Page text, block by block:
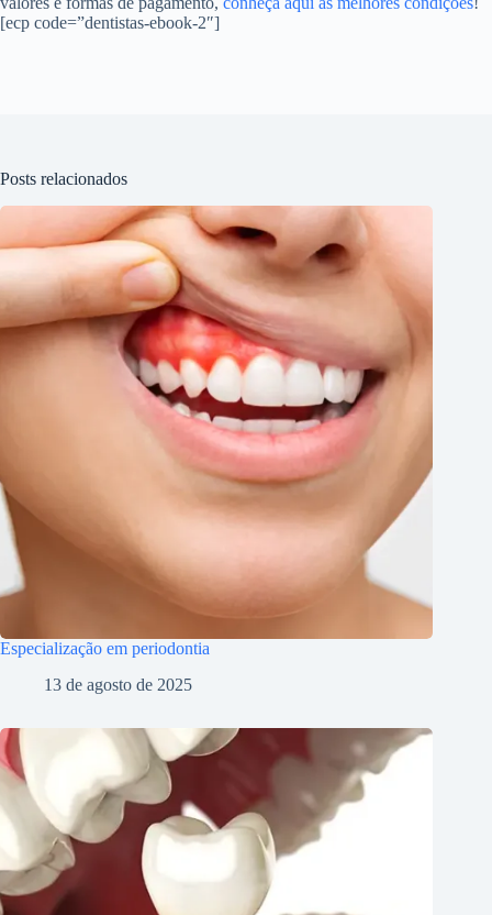
[ecp code=”dentistas-ebook-2″]
Posts relacionados
Especialização em periodontia
13 de agosto de 2025